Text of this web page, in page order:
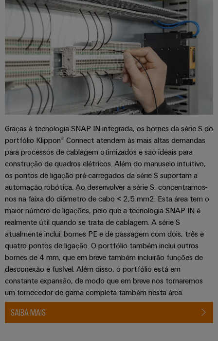
Infraestruturas
de
edifícios
Soluções
para
os
requisitos
específicos
das
infraestruturas
edifícios
Construção
de
quadros
elétricos
Soluções
os
desafios
da
construção
quadros
elétricos
Máquinas
Soluções
para
os
energia
Fabricante
de
dispositivos
Conectores
PCB
e
terminais
PCB
Serviços
de
conector
PCB
Fabricante
de
Equipamentos
Originais
(OEM)
Automação
e
software
Comandos
Sistemas
de
I/O
Ethernet
industrial
Painéis
táteis
Ferramentas
de
engenharia
e
visualização
Medição
de
energia
Weidmüller
Industrial
Graças à tecnologia SNAP IN integrada, os bornes da série S do
portfólio Klippon® Connect atendem às mais altas demandas
para processos de cablagem otimizados e são ideais para
construção de quadros elétricos. Além do manuseio intuitivo,
os pontos de ligação pré-carregados da série S suportam a
automação robótica. Ao desenvolver a série S, concentramos-
nos na faixa do diâmetro de cabo < 2,5 mm2. Esta área tem o
maior número de ligações, pelo que a tecnologia SNAP IN é
realmente útil quando se trata de cablagem. A série S
atualmente inclui: bornes PE e de passagem com dois, três e
quatro pontos de ligação. O portfólio também inclui outros
bornes de 4 mm, que em breve também incluirão funções de
desconexão e fusível. Além disso, o portfólio está em
constante expansão, de modo que em breve nos tornaremos
um fornecedor de gama completa também nesta área.
SAIBA MAIS